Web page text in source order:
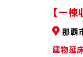
【一
那覇
建物延